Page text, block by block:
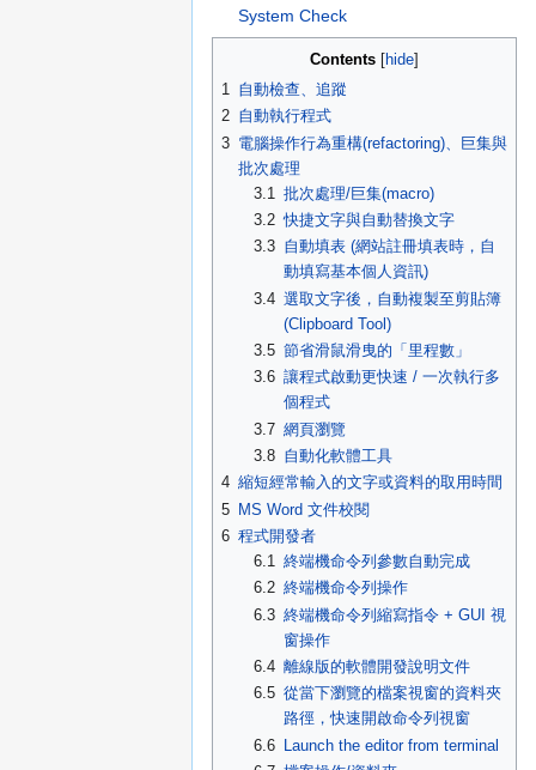
System Check
Contents
1 自動檢查、追蹤
2 自動執行程式
3 電腦操作行為重構(refactoring)、巨集與
批次處理
3.1 批次處理/巨集(macro)
3.2 快捷文字與自動替換文字
3.3 自動填表 (網站註冊填表時，自
動填寫基本個人資訊)
3.4 選取文字後，自動複製至剪貼簿
(Clipboard Tool)
3.5 節省滑鼠滑曳的「里程數」
3.6 讓程式啟動更快速 / 一次執行多
個程式
3.7 網頁瀏覽
3.8 自動化軟體工具
4 縮短經常輸入的文字或資料的取用時間
5 MS Word 文件校閱
6 程式開發者
6.1 終端機命令列參數自動完成
6.2 終端機命令列操作
6.3 終端機命令列縮寫指令 + GUI 視
窗操作
6.4 離線版的軟體開發說明文件
6.5 從當下瀏覽的檔案視窗的資料夾
路徑，快速開啟命令列視窗
6.6 Launch the editor from terminal